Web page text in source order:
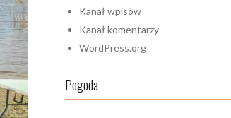
Kanał wpisów
Kanał komentarzy
WordPress.org
Pogoda